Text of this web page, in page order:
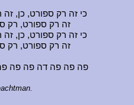
כי זה רק ספורט, כן,
זה רק ספורט, רק
כי זה רק ספורט, כן,
זה רק ספורט, רק
...פה פה פה דה פה פה